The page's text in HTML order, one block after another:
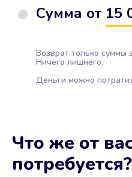
Сумма от 15
Возврат только суммы
Ничего лишнего.
Деньги можно
Что же от
потребуется?